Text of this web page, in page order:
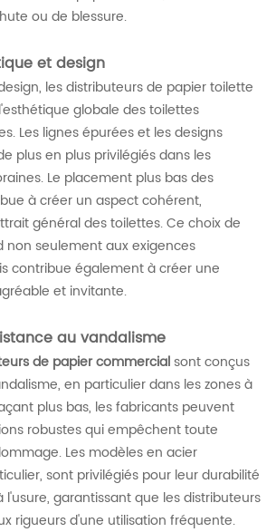
ou de blessure.
et design
les distributeurs de papier toilette
globale des toilettes
Les lignes épurées et les designs
plus en plus privilégiés dans les
Le placement plus bas des
à créer un aspect cohérent,
général des toilettes. Ce choix de
seulement aux exigences
contribue également à créer une
et invitante.
au vandalisme
de papier commercialsont conçus
en particulier dans les zones à
plus bas, les fabricants peuvent
robustes qui empêchent toute
Les modèles en acier
sont privilégiés pour leur durabilité
l'usure, garantissant que les distributeurs
rigueurs d'une utilisation fréquente.